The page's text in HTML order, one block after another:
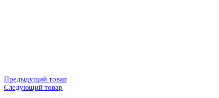
Предыдущий товар
Следующий товар